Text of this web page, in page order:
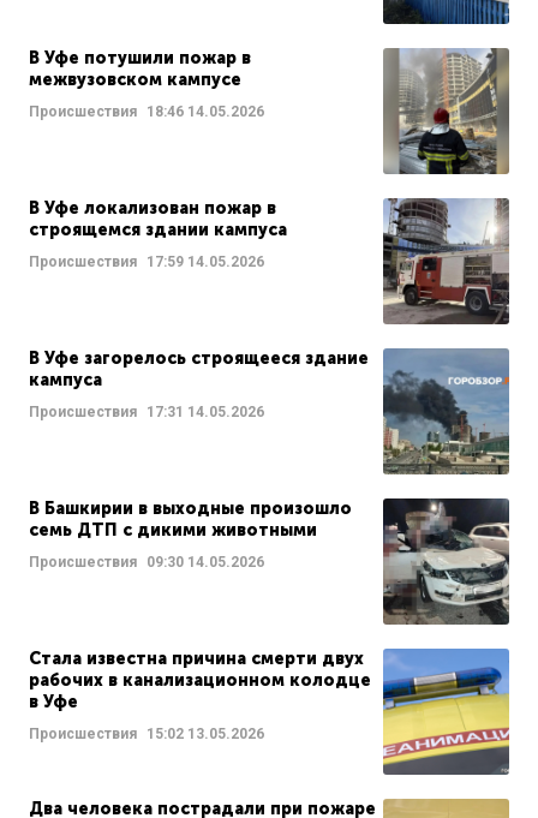
В Уфе потушили пожар в
межвузовском кампусе
Происшествия 18:46 14.05.2026
В Уфе локализован пожар в
строящемся здании кампуса
Происшествия 17:59 14.05.2026
В Уфе загорелось строящееся здание
кампуса
Происшествия 17:31 14.05.2026
В Башкирии в выходные произошло
семь ДТП с дикими животными
Происшествия 09:30 14.05.2026
Стала известна причина смерти двух
рабочих в канализационном колодце
в Уфе
Происшествия 15:02 13.05.2026
Два человека пострадали при пожаре